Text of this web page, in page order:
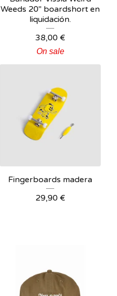
Weeds 20" boardshort en
liquidación.
38,00 €
On sale
Fingerboards madera
29,90 €